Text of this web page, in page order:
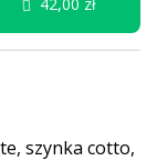
szynka cotto,